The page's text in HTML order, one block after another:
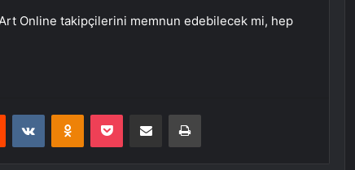
Art Online takipçilerini memnun edebilecek mi, hep
Reddit VKontakteOdnoklassniki
Pocket E-Posta ile paylaş Yazdır